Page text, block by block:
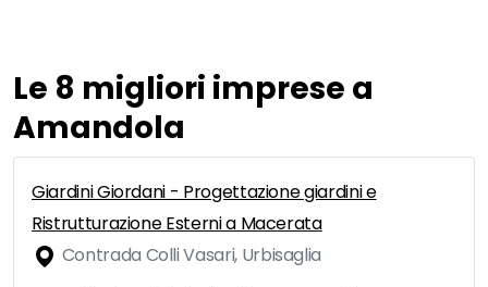
Le 8 migliori imprese a
Amandola
Giardini Giordani - Progettazione giardini e
Ristrutturazione Esterni a Macerata
Contrada Colli Vasari, Urbisaglia